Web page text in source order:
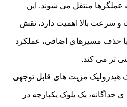
منتقل می شوند. این
و سرعت بالا اهمیت دارد، نقش
با حذف مسیرهای اضافی، عملکرد
تر می کند.
هیدرولیک مزیت های قابل توجهی
جداگانه، یک بلوک یکپارچه در